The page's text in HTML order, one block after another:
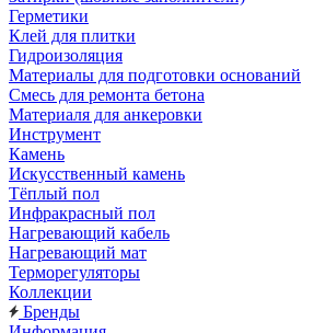
Герметики
Клей для плитки
Гидроизоляция
Материалы для подготовки оснований
Смесь для ремонта бетона
Материаля для анкеровки
Инструмент
Камень
Искусственный камень
Тёплый пол
Инфракрасный пол
Нагревающий кабель
Нагревающий мат
Терморегуляторы
Коллекции
Бренды